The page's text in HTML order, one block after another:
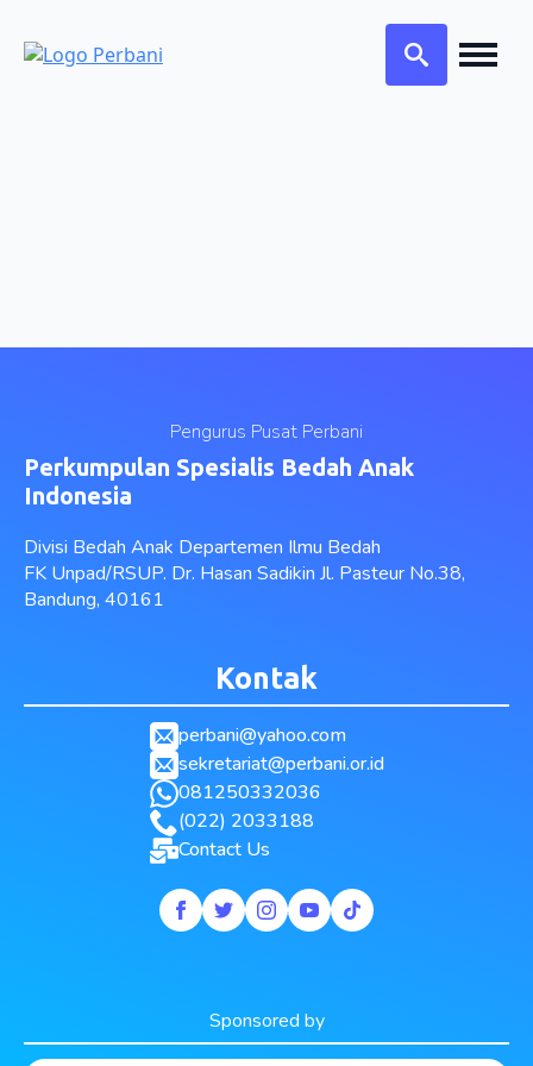
Pengurus Pusat Perbani
Perkumpulan Spesialis Bedah Anak
Indonesia
Divisi Bedah Anak Departemen Ilmu Bedah
FK Unpad/RSUP. Dr. Hasan Sadikin Jl. Pasteur No.38,
Bandung, 40161
Kontak
perbani@yahoo.com
sekretariat@perbani.or.id
081250332036
(022) 2033188
Contact Us
Sponsored by